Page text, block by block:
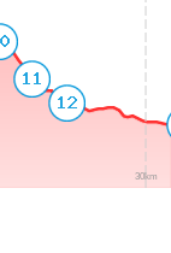
30km